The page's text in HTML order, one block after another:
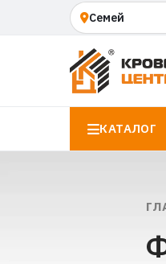
КАТАЛОГ